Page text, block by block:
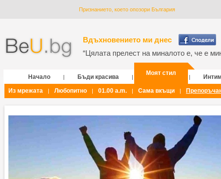
Признанието, което опозори България
Вдъхновението ми днес
“Цялата прелест на миналото е, че е
Начало | Бъди красива |
Моят стил
|
Из мрежата
| Любопитно | 01.00 a.m. | Сама вкъщи |